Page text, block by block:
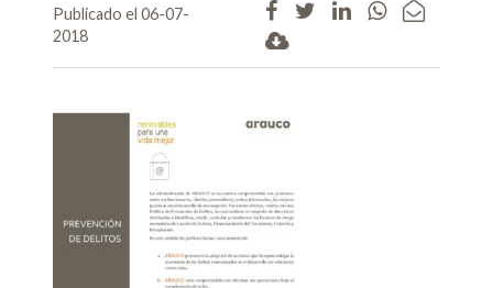
Publicado el 06-07-
2018